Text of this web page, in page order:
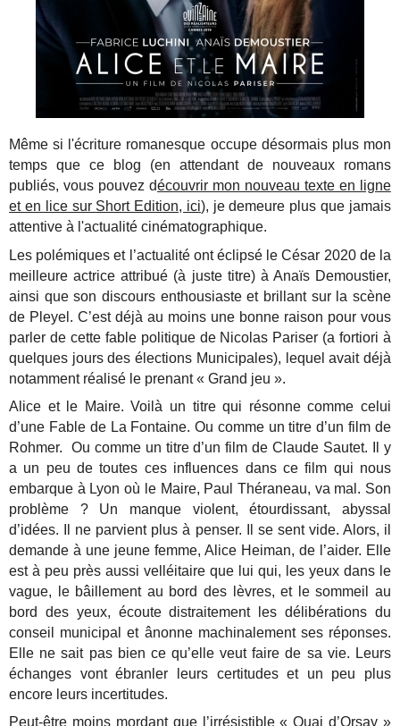
Même si l'écriture romanesque occupe désormais plus mon
temps que ce blog (en attendant de nouveaux romans
publiés, vous pouvez découvrir mon nouveau texte en ligne
et en lice sur Short Edition, ici), je demeure plus que jamais
attentive à l'actualité cinématographique.
Les polémiques et l’actualité ont éclipsé le César 2020 de la
meilleure actrice attribué (à juste titre) à Anaïs Demoustier,
ainsi que son discours enthousiaste et brillant sur la scène
de Pleyel. C’est déjà au moins une bonne raison pour vous
parler de cette fable politique de Nicolas Pariser (a fortiori à
quelques jours des élections Municipales), lequel avait déjà
notamment réalisé le prenant « Grand jeu ».
Alice et le Maire. Voilà un titre qui résonne comme celui
d’une Fable de La Fontaine. Ou comme un titre d’un film de
Rohmer. Ou comme un titre d’un film de Claude Sautet. Il y
a un peu de toutes ces influences dans ce film qui nous
embarque à Lyon où le Maire, Paul Théraneau, va mal. Son
problème ? Un manque violent, étourdissant, abyssal
d’idées. Il ne parvient plus à penser. Il se sent vide. Alors, il
demande à une jeune femme, Alice Heiman, de l’aider. Elle
est à peu près aussi velléitaire que lui qui, les yeux dans le
vague, le bâillement au bord des lèvres, et le sommeil au
bord des yeux, écoute distraitement les délibérations du
conseil municipal et ânonne machinalement ses réponses.
Elle ne sait pas bien ce qu’elle veut faire de sa vie. Leurs
échanges vont ébranler leurs certitudes et un peu plus
encore leurs incertitudes.
Peut-être moins mordant que l’irrésistible « Quai d’Orsay »